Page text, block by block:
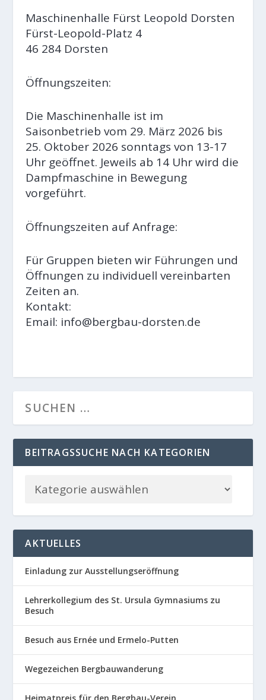
Maschinenhalle Fürst Leopold Dorsten
Fürst-Leopold-Platz 4
46 284 Dorsten
Öffnungszeiten:
Die Maschinenhalle ist im
Saisonbetrieb vom 29. März 2026 bis
25. Oktober 2026 sonntags von 13-17
Uhr geöffnet. Jeweils ab 14 Uhr wird die
Dampfmaschine in Bewegung
vorgeführt.
Öffnungszeiten auf Anfrage:
Für Gruppen bieten wir Führungen und
Öffnungen zu individuell vereinbarten
Zeiten an.
Kontakt:
Email: info@bergbau-dorsten.de
BEITRAGSSUCHE NACH KATEGORIEN
AKTUELLES
Einladung zur Ausstellungseröffnung
Lehrerkollegium des St. Ursula Gymnasiums zu
Besuch
Besuch aus Ernée und Ermelo-Putten
Wegezeichen Bergbauwanderung